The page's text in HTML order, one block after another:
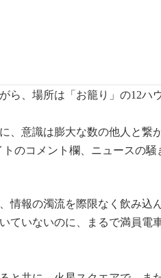
、場所は「お籠り」の12ハ
、意識は膨大な数の他人と
トのコメント欄、ニュース
報の濁流を際限なく飲み込
ていないのに、まるで満員